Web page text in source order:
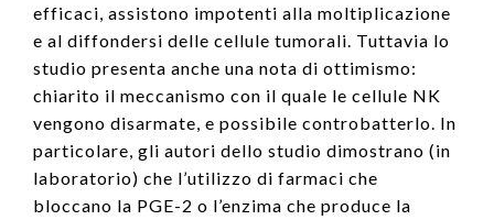
efficaci, assistono impotenti alla moltiplicazione
e al diffondersi delle cellule tumorali. Tuttavia lo
studio presenta anche una nota di ottimismo:
chiarito il meccanismo con il quale le cellule NK
vengono disarmate, e possibile controbatterlo. In
particolare, gli autori dello studio dimostrano (in
laboratorio) che l’utilizzo di farmaci che
bloccano la PGE-2 o l’enzima che produce la